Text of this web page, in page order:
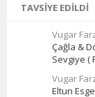
TAVSIYE EDILDI
Vugar
Çağla &
Sevgiye (
Vugar
Eltun